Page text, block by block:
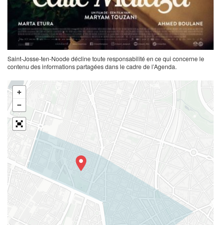
Saint-Josse-ten-Noode décline toute responsabilité en ce qui concerne le
contenu des informations partagées dans le cadre de l’Agenda.